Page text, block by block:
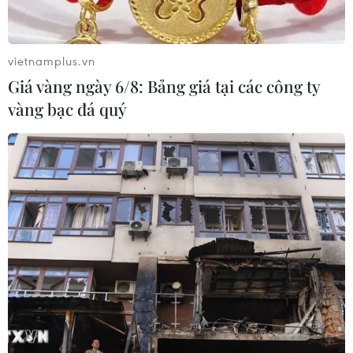
TIN LIÊN QUAN
vietnamplus.vn
Giá vàng ngày 6/8: Bảng giá tại các công ty
vàng bạc đá quý